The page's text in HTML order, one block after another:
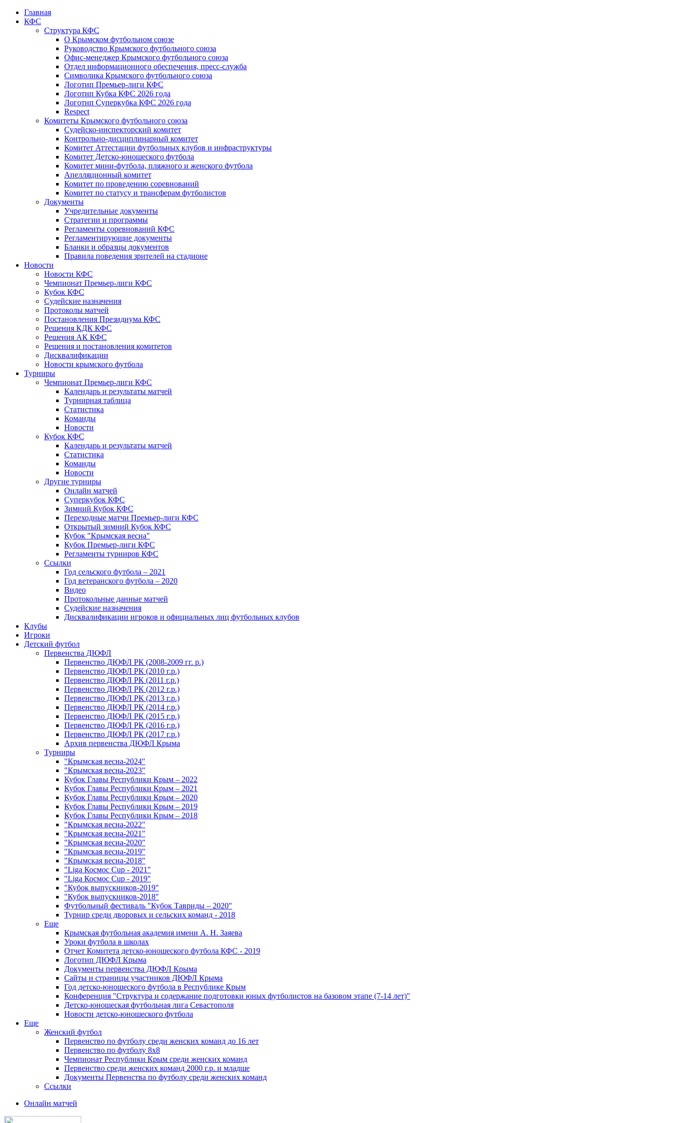
Главная
КФС
Структура КФС
О Крымском футбольном союзе
Руководство Крымского футбольного союза
Офис-менеджер Крымского футбольного союза
Отдел информационного обеспечения, пресс-служба
Символика Крымского футбольного союза
Логотип Премьер-лиги КФС
Логотип Кубка КФС 2026 года
Логотип Суперкубка КФС 2026 года
Respect
Комитеты Крымского футбольного союза
Судейско-инспекторский комитет
Контрольно-дисциплинарный комитет
Комитет Аттестации футбольных клубов и инфраструктуры
Комитет Детско-юношеского футбола
Комитет мини-футбола, пляжного и женского футбола
Апелляционный комитет
Комитет по проведению соревнований
Комитет по статусу и трансферам футболистов
Документы
Учредительные документы
Стратегии и программы
Регламенты соревнований КФС
Регламентирующие документы
Бланки и образцы документов
Правила поведения зрителей на стадионе
Новости
Новости КФС
Чемпионат Премьер-лиги КФС
Кубок КФС
Судейские назначения
Протоколы матчей
Постановления Президиума КФС
Решения КДК КФС
Решения АК КФС
Решения и постановления комитетов
Дисквалификации
Новости крымского футбола
Турниры
Чемпионат Премьер-лиги КФС
Календарь и результаты матчей
Турнирная таблица
Статистика
Команды
Новости
Кубок КФС
Календарь и результаты матчей
Статистика
Команды
Новости
Другие турниры
Онлайн матчей
Суперкубок КФС
Зимний Кубок КФС
Переходные матчи Премьер-лиги КФС
Открытый зимний Кубок КФС
Кубок "Крымская весна"
Кубок Премьер-лиги КФС
Регламенты турниров КФС
Ссылки
Год сельского футбола – 2021
Год ветеранского футбола – 2020
Видео
Протокольные данные матчей
Судейские назначения
Дисквалификации игроков и официальных лиц футбольных клубов
Клубы
Игроки
Детский футбол
Первенства ДЮФЛ
Первенство ДЮФЛ РК (2008-2009 гг. р.)
Первенство ДЮФЛ РК (2010 г.р.)
Первенство ДЮФЛ РК (2011 г.р.)
Первенство ДЮФЛ РК (2012 г.р.)
Первенство ДЮФЛ РК (2013 г.р.)
Первенство ДЮФЛ РК (2014 г.р.)
Первенство ДЮФЛ РК (2015 г.р.)
Первенство ДЮФЛ РК (2016 г.р.)
Первенство ДЮФЛ РК (2017 г.р.)
Архив первенства ДЮФЛ Крыма
Турниры
"Крымская весна-2024"
"Крымская весна-2023"
Кубок Главы Республики Крым – 2022
Кубок Главы Республики Крым – 2021
Кубок Главы Республики Крым – 2020
Кубок Главы Республики Крым – 2019
Кубок Главы Республики Крым – 2018
"Крымская весна-2022"
"Крымская весна-2021"
"Крымская весна-2020"
"Крымская весна-2019"
"Крымская весна-2018"
"Liga Космос Cup - 2021"
"Liga Космос Cup - 2019"
"Кубок выпускников-2019"
"Кубок выпускников-2018"
Футбольный фестиваль "Кубок Тавриды – 2020"
Турнир среди дворовых и сельских команд - 2018
Еще
Крымская футбольная академия имени А. Н. Заяева
Уроки футбола в школах
Отчет Комитета детско-юношеского футбола КФС - 2019
Логотип ДЮФЛ Крыма
Документы первенства ДЮФЛ Крыма
Сайты и страницы участников ДЮФЛ Крыма
Год детско-юношеского футбола в Республике Крым
Конференция "Структура и содержание подготовки юных футболистов на базовом этапе (7-14 лет)"
Детско-юношеская футбольная лига Севастополя
Новости детско-юношеского футбола
Еще
Женский футбол
Первенство по футболу среди женских команд до 16 лет
Первенство по футболу 8х8
Чемпионат Республики Крым среди женских команд
Первенство среди женских команд 2000 г.р. и младше
Документы Первенства по футболу среди женских команд
Ссылки
Онлайн матчей